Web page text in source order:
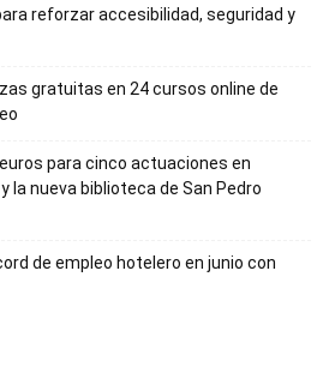
reforzar accesibilidad, seguridad y
gratuitas en 24 cursos online de
para cinco actuaciones en
la nueva biblioteca de San Pedro
de empleo hotelero en junio con